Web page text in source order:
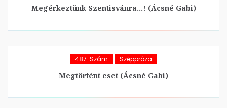
Megérkeztünk Szentisvánra…! (Ácsné Gabi)
487. Szám Széppróza
Megtörtént eset (Ácsné Gabi)